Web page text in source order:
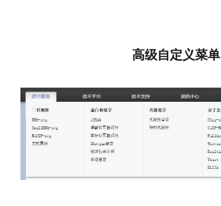
高级自定义菜单